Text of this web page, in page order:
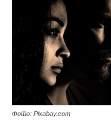
Фото: Pixabay.com